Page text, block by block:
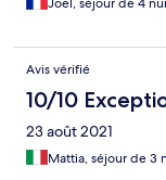
Avis vérifié
10/10
23 août 2021
Mattia, séjour de 3